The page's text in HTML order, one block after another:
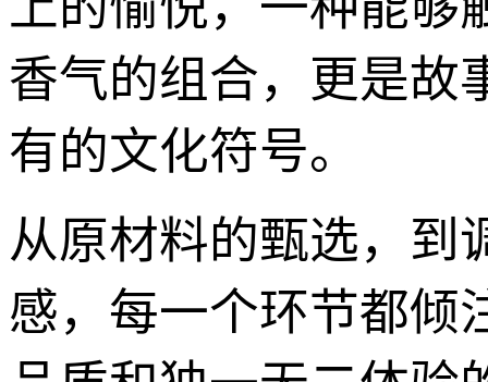
香气的组合，更是故
有的文化符号。
从原材料的甄选，到
感，每一个环节都